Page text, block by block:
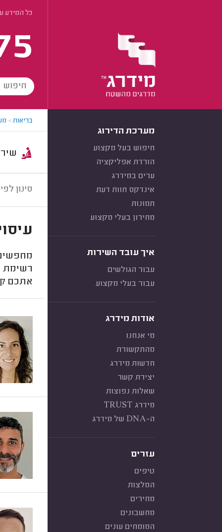
כל המידע
מערכת הדירוג
חיפוש בעל מקצוע
הורדת אפליקציה
ערים במידרג
אינדקס חוות דעת
תמונות
מחירון בעלי מקצוע
איך עובד השירות
עבור הגולשים
עבור בעלי מקצוע
אודות מידרג
מי אנחנו
מהתקשורת
חדשות מידרג
יצירת קשר
שאלות נפוצות
מידרג TRUST
ה-DNA של מידרג
עזרים
טיפים
המלצות
מחירים
מחשבונים
המומחים עונים
בריאות>
סינון
רשימת
אתכם